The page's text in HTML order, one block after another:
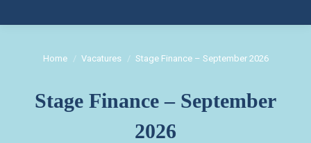
Je bent hier:
Home Vacatures Stage Finance – September 2026
Stage Finance – September
2026